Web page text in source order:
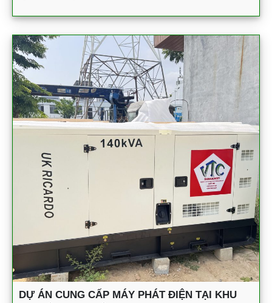
DỰ ÁN CUNG CẤP MÁY PHÁT ĐIỆN TẠI KHU